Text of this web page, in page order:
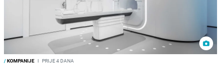
/KOMPANIJE I PRIJE 4 DANA